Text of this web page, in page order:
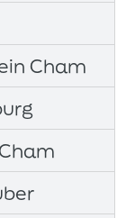
Cham